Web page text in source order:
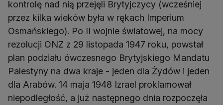
kontrolę nad nią przejęli Brytyjczycy (wcześniej
przez kilka wieków była w rękach Imperium
Osmańskiego). Po II wojnie światowej, na mocy
rezolucji ONZ z 29 listopada 1947 roku, powstał
plan podziału ówczesnego Brytyjskiego Mandatu
Palestyny ​​na dwa kraje - jeden dla Żydów i jeden
dla Arabów. 14 maja 1948 Izrael proklamował
niepodległość, a już następnego dnia rozpoczęła